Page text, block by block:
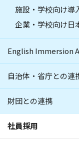
施設・学校向け導
企業・学校向け日
English Immersion
自治体・省庁との連
財団との連携
社員採用